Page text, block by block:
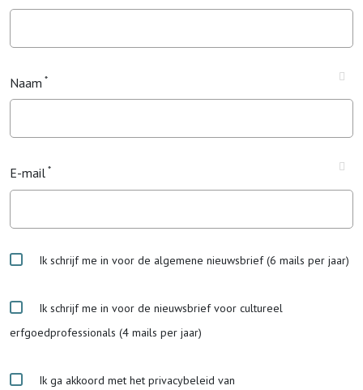
Naam
E-mail
Ik schrijf me in voor de algemene nieuwsbrief (6 mails per jaar)
Ik schrijf me in voor de nieuwsbrief voor cultureel
erfgoedprofessionals (4 mails per jaar)
Ik ga akkoord met het privacybeleid van